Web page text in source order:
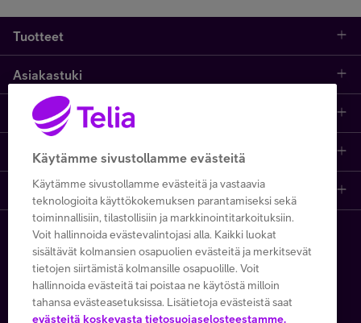
Tuotteet
Kauppa
IT-palvelut
Yrittäjän palvelut
Julkishallinnolle
Wholesale
Business
5G yrityksille
Asiakastuki
Etusivu
Yhteystiedot
Paikalliset yritysmyyjät
Viat ja häiriöt
Laskut ja maksaminen
Asiakkuuden hallinta
Opi ja inspiroidu
Kaikki sisällöt
Artikkelit
Referenssit
Asiakasvinkit
Webinaarit ja koulutukset
Telia
Telia
Telia Cygate
Telia Finland
Telia yrityksenä
Vastuullisuus
Turvaverkko
Copyright Telia Company 2026
Kaikki hinnat ALV 0 %
Käytämme sivustollamme evästeitä
Käytämme sivustollamme evästeitä ja vastaavia
teknologioita käyttökokemuksen parantamiseksi sekä
toiminnallisiin, tilastollisiin ja markkinointitarkoituksiin.
Voit hallinnoida evästevalintojasi alla. Kaikki luokat
sisältävät kolmansien osapuolien evästeitä ja merkitsevät
tietojen siirtämistä kolmansille osapuolille. Voit
hallinnoida evästeitä tai poistaa ne käytöstä milloin
tahansa evästeasetuksissa. Lisätietoja evästeistä saat
evästeitä koskevasta tietosuojaselosteestamme.